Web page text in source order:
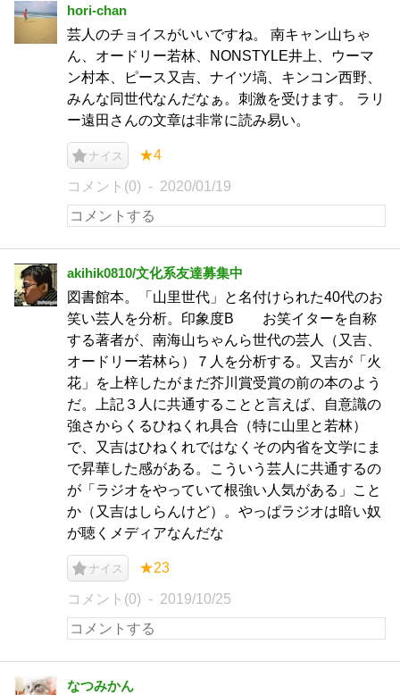
hori-chan
芸人のチョイスがいいですね。 南キャン山ちゃ
ん、オードリー若林、NONSTYLE井上、ウーマ
ン村本、ピース又吉、ナイツ塙、キンコン西野、
みんな同世代なんだなぁ。刺激を受けます。 ラリ
ー遠田さんの文章は非常に読み易い。
ナイス ★4
コメント(0) 2020/01/19
akihik0810/文化系友達募集中
図書館本。「山里世代」と名付けられた40代のお
笑い芸人を分析。印象度B お笑イターを自称
する著者が、南海山ちゃんら世代の芸人（又吉、
オードリー若林ら）７人を分析する。又吉が「火
花」を上梓したがまだ芥川賞受賞の前の本のよう
だ。上記３人に共通することと言えば、自意識の
強さからくるひねくれ具合（特に山里と若林）
で、又吉はひねくれではなくその内省を文学にま
で昇華した感がある。こういう芸人に共通するの
が「ラジオをやっていて根強い人気がある」こと
か（又吉はしらんけど）。やっぱラジオは暗い奴
が聴くメディアなんだな
ナイス ★23
コメント(0) 2019/10/25
なつみかん